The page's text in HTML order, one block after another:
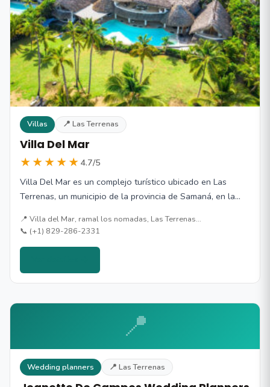
Villas 📍 Las Terrenas
Villa Del Mar
★★★★★ 4.7/5
Villa Del Mar es un complejo turístico ubicado en Las
Terrenas, un municipio de la provincia de Samaná, en la…
📍 Villa del Mar, ramal los nomadas, Las Terrenas…
📞 (+1) 829-286-2331
📍
Wedding planners 📍 Las Terrenas